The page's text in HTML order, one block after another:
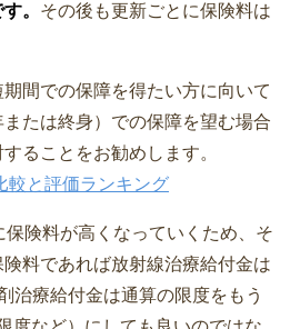
。 その後も更新ごとに保険料は
間での保障を得たい方に向いて
たは終身）での保障を望む場合
ることをお勧めします。
較と評価ランキング
保険料が高くなっていくため、そ
料であれば放射線治療給付金は
治療給付金は通算の限度をもう